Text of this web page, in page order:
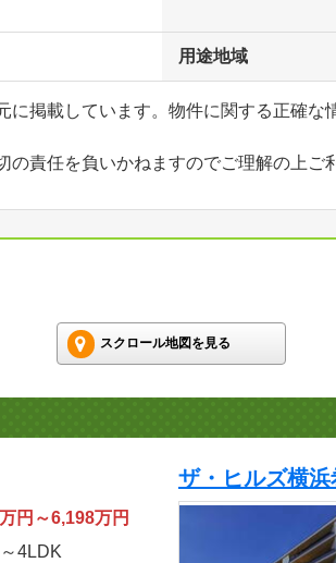
用途地域
に掲載しています。物件に関する正確
責任を負いかねますのでご理解の上ご
スクロール地図を見る
円～6,198万円
4LDK
ザ・ヒルズ横